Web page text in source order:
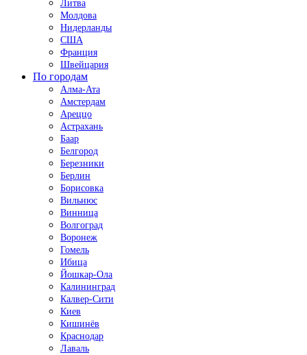
Литва
Молдова
Нидерланды
США
Франция
Швейцария
По городам
Алма-Ата
Амстердам
Ареццо
Астрахань
Баар
Белгород
Березники
Берлин
Борисовка
Вильнюс
Винница
Волгоград
Воронеж
Гомель
Ибица
Йошкар-Ола
Калининград
Калвер-Сити
Киев
Кишинёв
Краснодар
Лаваль